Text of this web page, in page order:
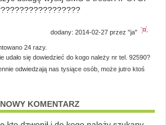
dodany: 2014-02-27 przez "ja"
24 razy.
udało się dowiedzieć do kogo należy nr tel. 92590?
odwiedzają nas tysiące osób, może jutro ktoś
KOMENTARZ